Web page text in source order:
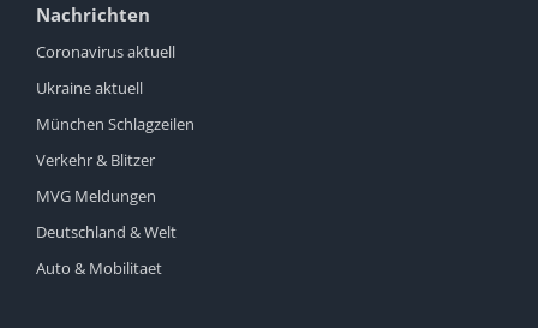
Nachrichten
Coronavirus aktuell
Ukraine aktuell
München Schlagzeilen
Verkehr & Blitzer
MVG Meldungen
Deutschland & Welt
Auto & Mobilitaet